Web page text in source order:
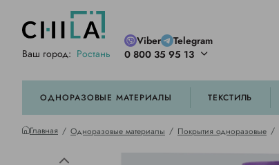
Ваш город: Ростань
Viber
Telegram
0 800 35 95 13
ОДНОРАЗОВЫЕ МАТЕРИАЛЫ ТЕКСТИЛЬ
Главная Одноразовые материалы Покрытия одноразовые